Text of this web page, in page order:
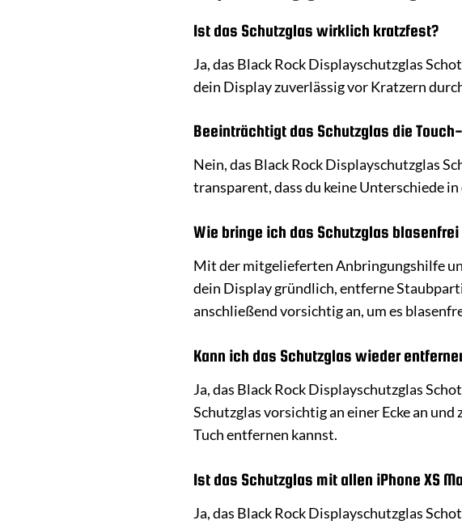
Ist das Schutzglas wirklich kratzfest?
Ja, das Black Rock Displayschutzglas
dein Display zuverlässig vor Kratzern
Beeinträchtigt das Schutzglas die
Nein, das Black Rock Displayschutzglas
transparent, dass du keine Unterschiede
Wie bringe ich das Schutzglas blasenfrei
Mit der mitgelieferten Anbringungshilfe
dein Display gründlich, entferne
anschließend vorsichtig an, um es
Kann ich das Schutzglas wieder
Ja, das Black Rock Displayschutzglas
Schutzglas vorsichtig an einer Ecke an
Tuch entfernen kannst.
Ist das Schutzglas mit allen iPhone XS
Ja, das Black Rock Displayschutzglas